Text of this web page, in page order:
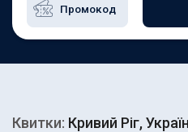
Квитки: Кривий Ріг,